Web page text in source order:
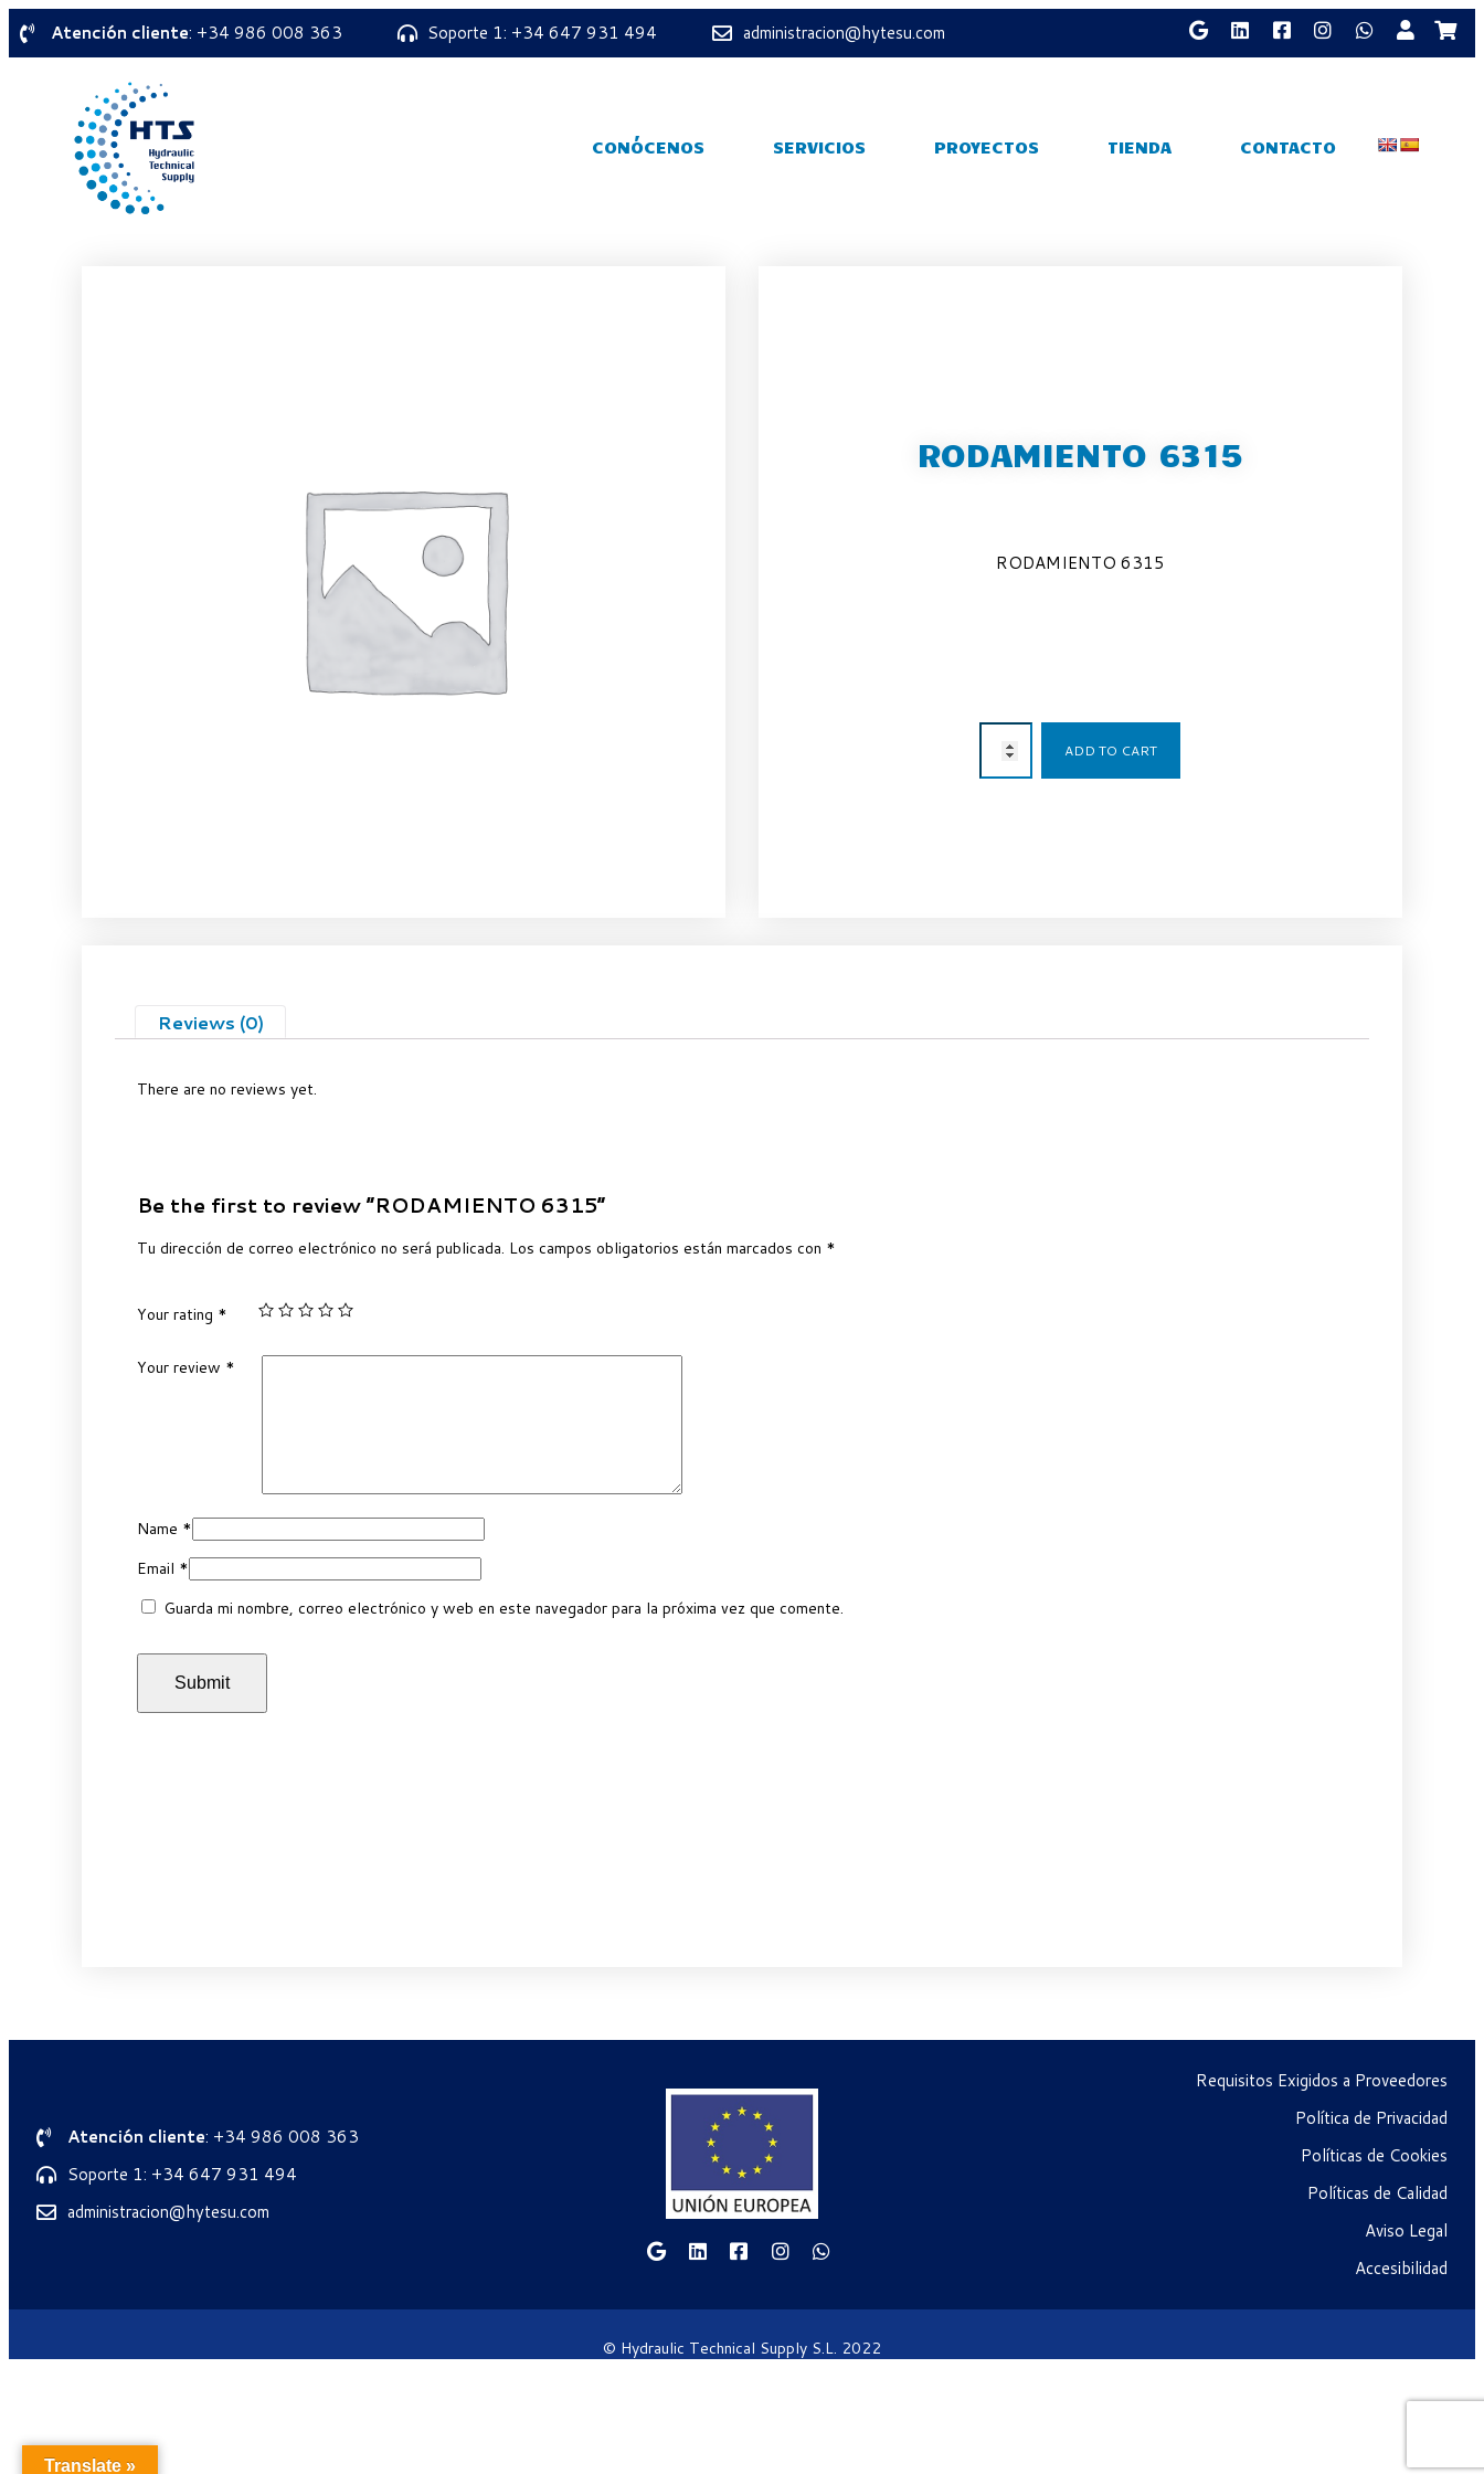
Atención cliente: +34 986 008 363 Soporte 1: +34 647 931 494 administracion@hytesu.com
CONÓCENOS SERVICIOS PROYECTOS TIENDA CONTACTO
RODAMIENTO 6315
RODAMIENTO 6315
ADD TO CART
Reviews (0)
There are no reviews yet.
Be the first to review “RODAMIENTO 6315”
Tu dirección de correo electrónico no será publicada. Los campos obligatorios están marcados con *
Your rating *
Your review *
Name *
Email *
Guarda mi nombre, correo electrónico y web en este navegador para la próxima vez que comente.
Atención cliente: +34 986 008 363
Soporte 1: +34 647 931 494
administracion@hytesu.com
Requisitos Exigidos a Proveedores
Política de Privacidad
Políticas de Cookies
Políticas de Calidad
Aviso Legal
Accesibilidad
© Hydraulic Technical Supply S.L. 2022
Translate »